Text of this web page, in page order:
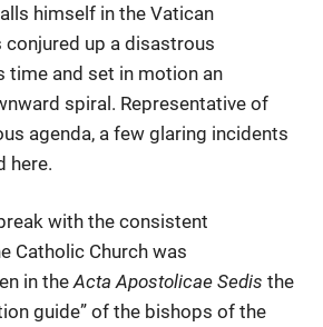
himself in the Vatican
conjured up a disastrous
time and set in motion an
spiral. Representative of
agenda, a few glaring incidents
here.
with the consistent
Catholic Church was
in theActa Apostolicae Sedis the
guide” of the bishops of the